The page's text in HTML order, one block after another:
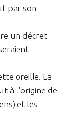
par son
un décret
oreille. La
à l'origine de
et les